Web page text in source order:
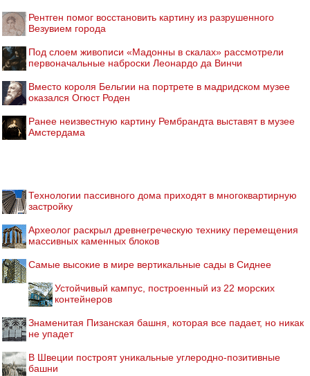
Рентген помог восстановить картину из разрушенного
Везувием города
Под слоем живописи «Мадонны в скалах» рассмотрели
первоначальные наброски Леонардо да Винчи
Вместо короля Бельгии на портрете в мадридском музее
оказался Огюст Роден
Ранее неизвестную картину Рембрандта выставят в музее
Амстердама
Технологии пассивного дома приходят в многоквартирную
застройку
Археолог раскрыл древнегреческую технику перемещения
массивных каменных блоков
Самые высокие в мире вертикальные сады в Сиднее
Устойчивый кампус, построенный из 22 морских
контейнеров
Знаменитая Пизанская башня, которая все падает, но никак
не упадет
В Швеции построят уникальные углеродно-позитивные
башни